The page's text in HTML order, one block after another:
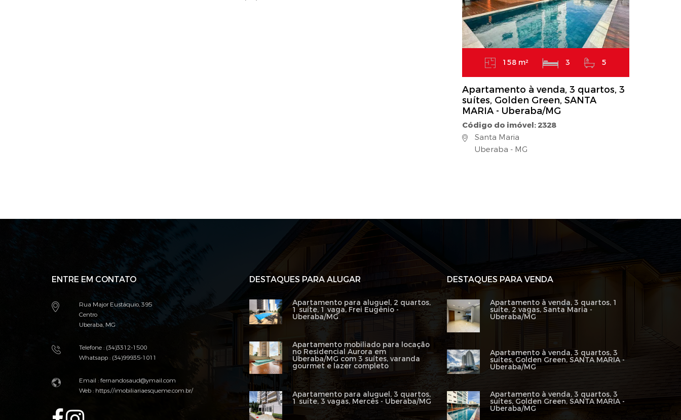
158 m² 3 5
Apartamento à venda, 3 quartos, 3
suítes, Golden Green, SANTA
MARIA - Uberaba/MG
Código do imóvel: 2328
Santa Maria
Uberaba - MG
ENTRE EM CONTATO
Rua Major Eustáquio, 395
Centro
Uberaba, MG
Telefone : (34)3312-1500
Whatsapp : (34)99935-1011
Email : fernandosaud@ymail.com
Web : https://imobiliariaesqueme.com.br/
DESTAQUES PARA ALUGAR
Apartamento para aluguel, 2 quartos,
1 suíte, 1 vaga, Frei Eugênio -
Uberaba/MG
Apartamento mobiliado para locação
no Residencial Aurora em
Uberaba/MG com 3 suítes, varanda
gourmet e lazer completo
Apartamento para aluguel, 3 quartos,
1 suíte, 3 vagas, Mercês - Uberaba/MG
DESTAQUES PARA VENDA
Apartamento à venda, 3 quartos, 1
suíte, 2 vagas, Santa Maria -
Uberaba/MG
Apartamento à venda, 3 quartos, 3
suítes, Golden Green, SANTA MARIA -
Uberaba/MG
Apartamento à venda, 3 quartos, 3
suítes, Golden Green, SANTA MARIA -
Uberaba/MG